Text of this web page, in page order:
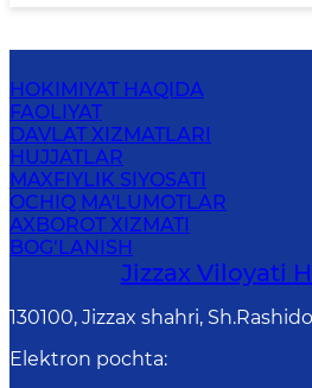
HOKIMIYAT HAQIDA
FAOLIYAT
DAVLAT XIZMATLARI
HUJJATLAR
MAXFIYLIK SIYOSATI
OCHIQ MA'LUMOTLAR
AXBOROT XIZMATI
BOG‘LANISH
Jizzах Vilоyati
130100, Jizzax shahri,
Elektron pochta: